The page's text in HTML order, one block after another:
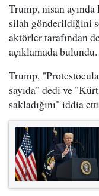
Trump, nisan
silah gönderildiğini
aktörler tarafından
açıklamada bulundu.
Trump,
sayıda" dedi ve
sakladığını" iddia